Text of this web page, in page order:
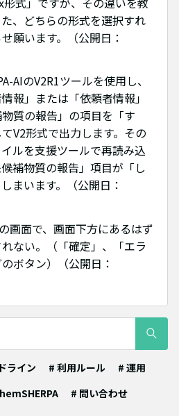
、どちらの形式を選択すれ
願います。（公開日：
AIのV2R1ツールを使用し、
報」または「依頼者情報」
質の報告」の項目を「す
V2形式で出力します。その
ルを支援ツールで再読み込
補物質の報告」項目が「し
まいます。（公開日：
画面で、画面下方にあるはず
ない。（「確定」、「エラ
ボタン）（公開日：
ライン # 利用ルール
# 運用
# 問い合わせ